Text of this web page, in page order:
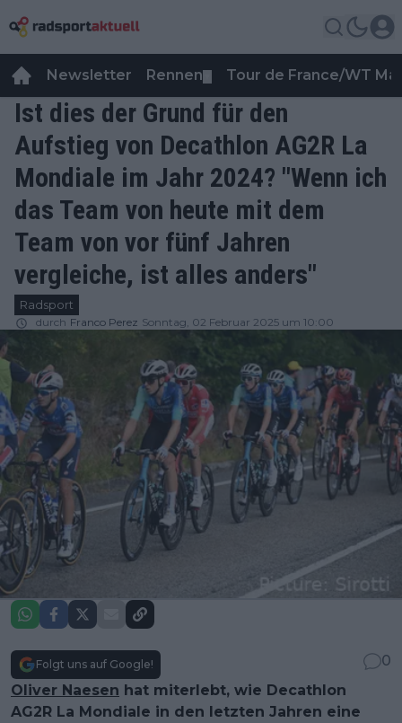
Newsletter Rennen Tour de France/WT
Ist dies der Grund für den
Aufstieg von Decathlon AG2R La
Mondiale im Jahr 2024? "Wenn ich
das Team von heute mit dem
Team von vor fünf Jahren
vergleiche, ist alles anders"
Radsport
durch Franco Perez Sonntag, 02 Februar 2025 um 10:00
Folgt uns auf Google!
0
Oliver Naesen hat miterlebt, wie Decathlon
AG2R La Mondiale in den letzten Jahren eine